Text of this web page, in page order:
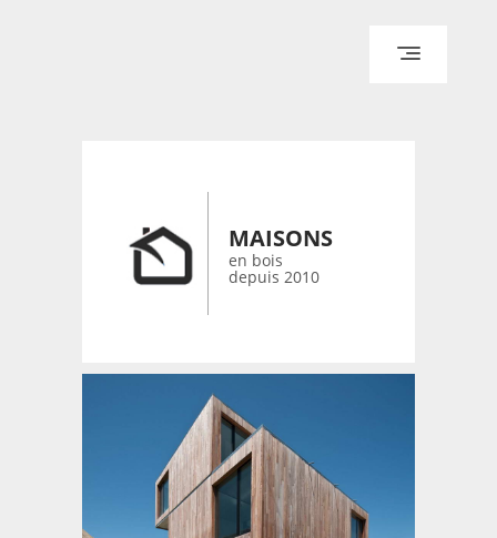
CONTACT
MAISONS
en bois
depuis 2010